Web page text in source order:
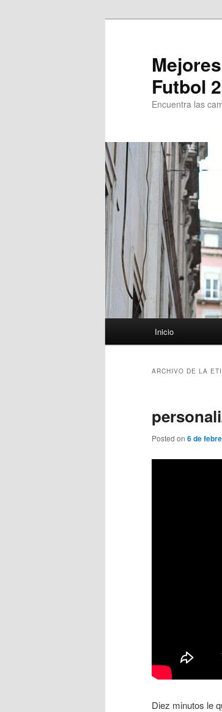
Futbol
Encuentra las
Inicio
ARCHIVO DE LA
Posted on 6 de
Diez minutos le